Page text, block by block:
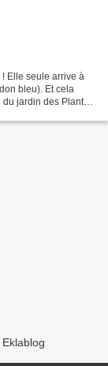
Elle seule arrive à
bleu). Et cela
jardin des Plantes